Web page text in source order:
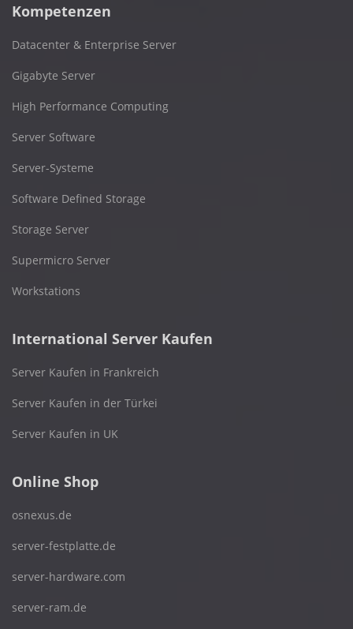
Kompetenzen
Datacenter & Enterprise Server
Gigabyte Server
High Performance Computing
Server Software
Server-Systeme
Software Defined Storage
Storage Server
Supermicro Server
Workstations
International Server Kaufen
Server Kaufen in Frankreich
Server Kaufen in der Türkei
Server Kaufen in UK
Online Shop
osnexus.de
server-festplatte.de
server-hardware.com
server-ram.de